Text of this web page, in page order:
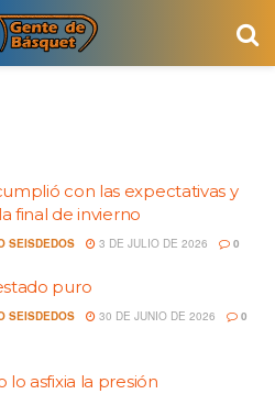
con las expectativas y
final de invierno
SEISDEDOS 3 DE JULIO DE 2026 0
puro
SEISDEDOS 30 DE JUNIO DE 2026 0
lo asfixia la presión